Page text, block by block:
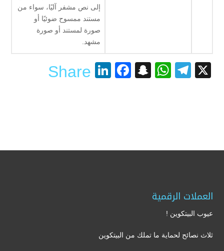
إلى نص مشفر آليًا، سواء من
مستند ممسوح ضوئيًا أو
صورة لمستند أو صورة
مشهد.
X
Telegram
WhatsApp
Snapchat
Facebook
LinkedIn
Share
العملات الرقمية
عيوب البيتكوين !
ثلاث نصائح لحماية ما تملك من البيتكوين